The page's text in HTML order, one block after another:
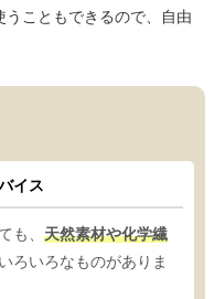
こともできるので、自由
イス
も、 天然素材や化学繊
ろいろなものがありま